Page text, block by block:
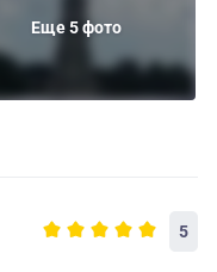
Еще 5 фото
5